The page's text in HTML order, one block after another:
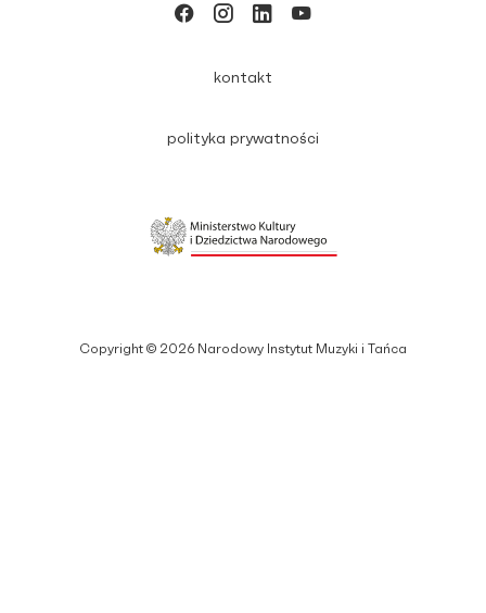
Copyright © 2026 Narodowy Instytut Muzyki i Tańca
kontakt
polityka prywatności